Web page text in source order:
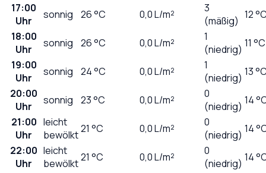
17:00
Uhr
sonnig 26°C 0,0L/m²
3
(mäßig) 12
18:00
Uhr
sonnig 26°C 0,0L/m²
1
(niedrig) 11 °C
19:00
Uhr
sonnig 24°C 0,0L/m²
1
(niedrig) 13
20:00
Uhr
sonnig 23°C 0,0L/m²
0
(niedrig) 14
21:00
Uhr
leicht
bewölkt21 °C 0,0L/m²
0
(niedrig) 14
22:00
Uhr
leicht
bewölkt21 °C 0,0L/m²
0
(niedrig) 14